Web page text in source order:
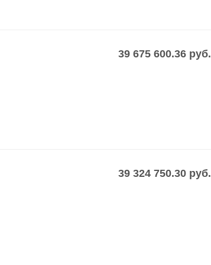
39 675 600.36 руб.
39 324 750.30 руб.